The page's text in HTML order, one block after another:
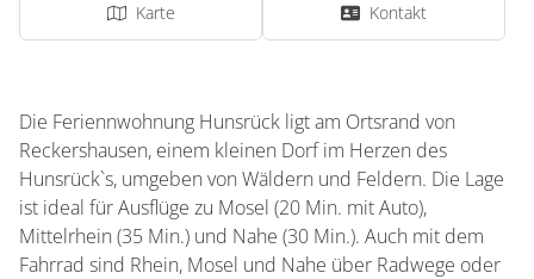
Karte Kontakt
Die Feriennwohnung Hunsrück ligt am Ortsrand von
Reckershausen, einem kleinen Dorf im Herzen des
Hunsrück`s, umgeben von Wäldern und Feldern. Die Lage
ist ideal für Ausflüge zu Mosel (20 Min. mit Auto),
Mittelrhein (35 Min.) und Nahe (30 Min.). Auch mit dem
Fahrrad sind Rhein, Mosel und Nahe über Radwege oder